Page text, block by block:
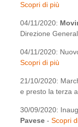
Scopri di più
04/11/2020:
Direzione
04/11/2020:
Scopri di più
21/10/2020:
e presto la terza
30/09/2020:
Pavese - Scopri